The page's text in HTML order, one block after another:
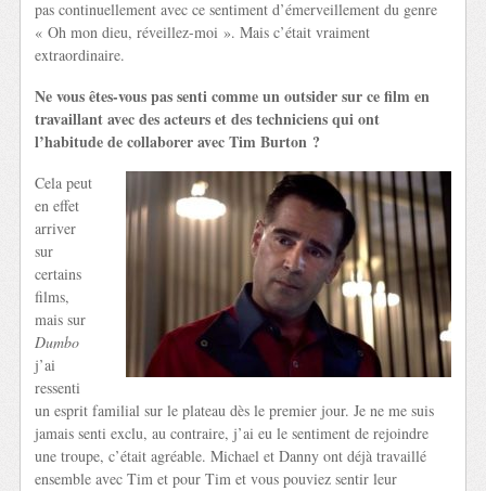
pas continuellement avec ce sentiment d’émerveillement du genre
« Oh mon dieu, réveillez-moi ». Mais c’était vraiment
extraordinaire.
Ne vous êtes-vous pas senti comme un outsider sur ce film en
travaillant avec des acteurs et des techniciens qui ont
l’habitude de collaborer avec Tim Burton ?
Cela peut
en effet
arriver
sur
certains
films,
mais sur
Dumbo
j’ai
ressenti
un esprit familial sur le plateau dès le premier jour. Je ne me suis
jamais senti exclu, au contraire, j’ai eu le sentiment de rejoindre
une troupe, c’était agréable. Michael et Danny ont déjà travaillé
ensemble avec Tim et pour Tim et vous pouviez sentir leur